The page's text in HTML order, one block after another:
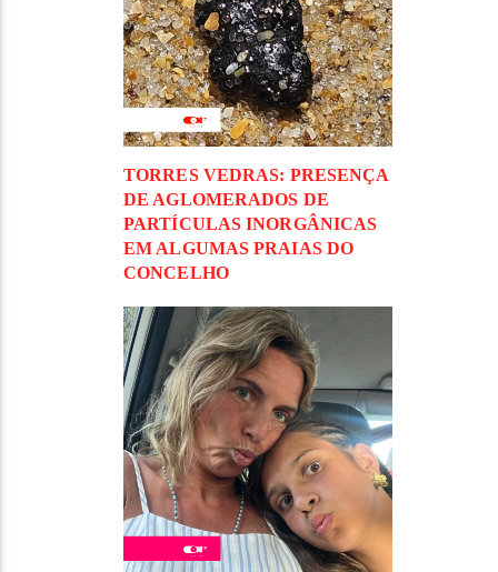
TORRES VEDRAS: PRESENÇA
DE AGLOMERADOS DE
PARTÍCULAS INORGÂNICAS
EM ALGUMAS PRAIAS DO
CONCELHO